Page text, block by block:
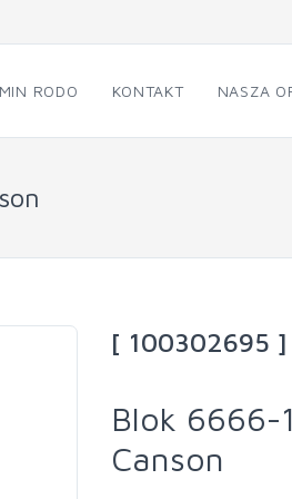
RODO KONTAKT NASZA
[ 100302695 ]
Blok 6666-
Canson